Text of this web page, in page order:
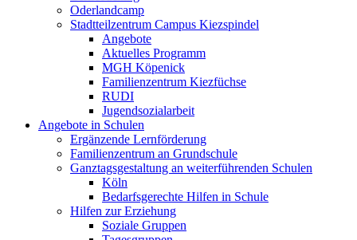
Oderlandcamp
Stadtteilzentrum Campus Kiezspindel
Angebote
Aktuelles Programm
MGH Köpenick
Familienzentrum Kiezfüchse
RUDI
Jugendsozialarbeit
Angebote in Schulen
Ergänzende Lernförderung
Familienzentrum an Grundschule
Ganztagsgestaltung an weiterführenden Schulen
Köln
Bedarfsgerechte Hilfen in Schule
Hilfen zur Erziehung
Soziale Gruppen